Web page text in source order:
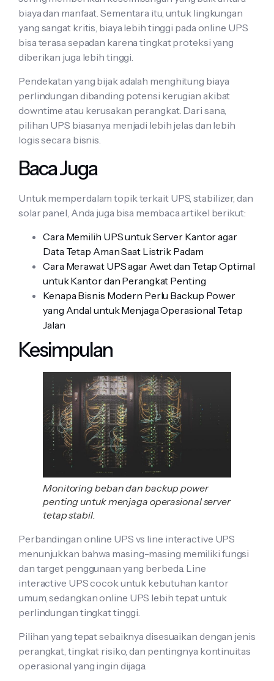
biaya dan manfaat. Sementara itu, untuk lingkungan
yang sangat kritis, biaya lebih tinggi pada online UPS
bisa terasa sepadan karena tingkat proteksi yang
diberikan juga lebih tinggi.
Pendekatan yang bijak adalah menghitung biaya
perlindungan dibanding potensi kerugian akibat
downtime atau kerusakan perangkat. Dari sana,
pilihan UPS biasanya menjadi lebih jelas dan lebih
logis secara bisnis.
Baca Juga
Untuk memperdalam topik terkait UPS, stabilizer, dan
solar panel, Anda juga bisa membaca artikel berikut:
Cara Memilih UPS untuk Server Kantor agar
Data Tetap Aman Saat Listrik Padam
Cara Merawat UPS agar Awet dan Tetap Optimal
untuk Kantor dan Perangkat Penting
Kenapa Bisnis Modern Perlu Backup Power
yang Andal untuk Menjaga Operasional Tetap
Jalan
Kesimpulan
Monitoring beban dan backup power
penting untuk menjaga operasional server
tetap stabil.
Perbandingan online UPS vs line interactive UPS
menunjukkan bahwa masing-masing memiliki fungsi
dan target penggunaan yang berbeda. Line
interactive UPS cocok untuk kebutuhan kantor
umum, sedangkan online UPS lebih tepat untuk
perlindungan tingkat tinggi.
Pilihan yang tepat sebaiknya disesuaikan dengan jenis
perangkat, tingkat risiko, dan pentingnya kontinuitas
operasional yang ingin dijaga.